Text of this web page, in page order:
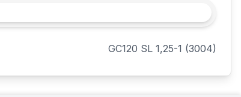
GС120 SL 1,25-1 (3004)